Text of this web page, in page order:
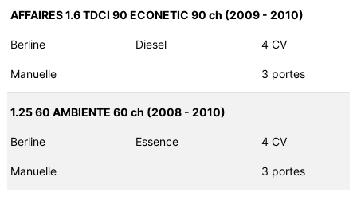
AFFAIRES 1.6 TDCI 90 ECONETIC 90 ch (2009 - 2010)
Berline Diesel 4 CV
Manuelle 3 portes
1.25 60 AMBIENTE 60 ch (2008 - 2010)
Berline Essence 4 CV
Manuelle 3 portes